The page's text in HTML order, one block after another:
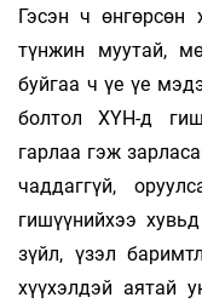
Гэсэн ч өнгөрсөн
түнжин муутай,
буйгаа ч үе үе
болтол ХҮН-д
гарлаа гэж
чаддаггүй,
гишүүнийхээ
зүйл, үзэл
хүүхэлдэй ая­тай